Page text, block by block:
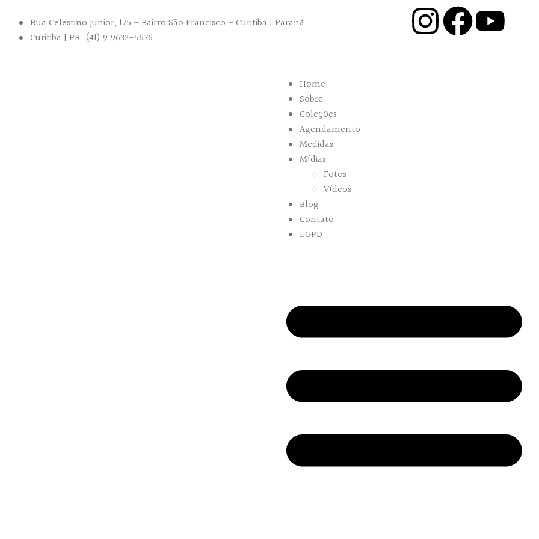
Rua Celestino Junior, 175 – Bairro São Francisco – Curitiba | Paraná
Curitiba | PR: (41) 9.9632-5676
Home
Sobre
Coleções
Agendamento
Medidas
Mídias
Fotos
Vídeos
Blog
Contato
LGPD